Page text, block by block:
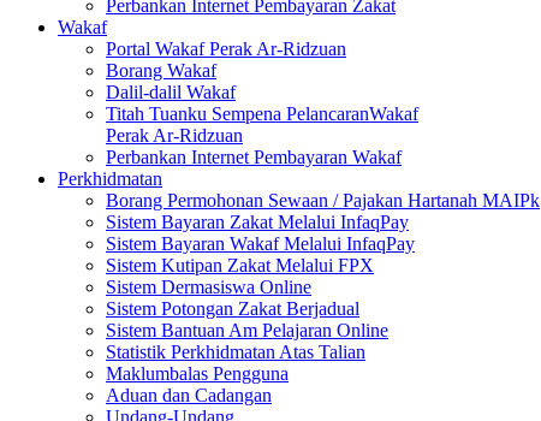
Perbankan Internet Pembayaran Zakat
Wakaf
Portal Wakaf Perak Ar-Ridzuan
Borang Wakaf
Dalil-dalil Wakaf
Titah Tuanku Sempena PelancaranWakaf
Perak Ar-Ridzuan
Perbankan Internet Pembayaran Wakaf
Perkhidmatan
Borang Permohonan Sewaan / Pajakan Hartanah MAIPk
Sistem Bayaran Zakat Melalui InfaqPay
Sistem Bayaran Wakaf Melalui InfaqPay
Sistem Kutipan Zakat Melalui FPX
Sistem Dermasiswa Online
Sistem Potongan Zakat Berjadual
Sistem Bantuan Am Pelajaran Online
Statistik Perkhidmatan Atas Talian
Maklumbalas Pengguna
Aduan dan Cadangan
Undang-Undang